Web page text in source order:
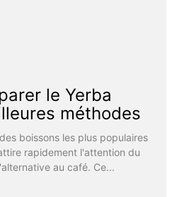
le Yerba
méthodes
boissons les plus populaires
rapidement l'attention du
au café. Ce...